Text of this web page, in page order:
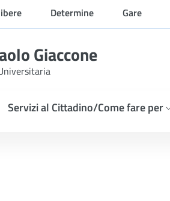
Determine Gare
Giaccone
Servizi al Cittadino/Come fare per